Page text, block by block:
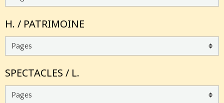
H. / PATRIMOINE
SPECTACLES / L.